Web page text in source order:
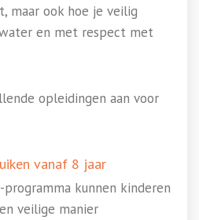
maar ook hoe je veilig
en met respect met
opleidingen aan voor
vanaf 8 jaar
programma kunnen kinderen
veilige manier